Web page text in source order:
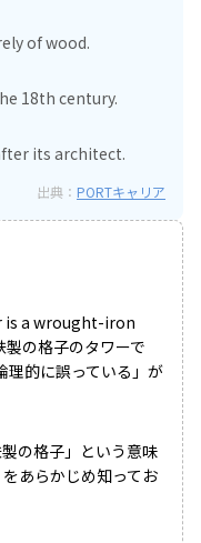
of wood.
18th century.
its architect.
出典： PORTキャリア
is a wrought-iron
の格子のタワーで
理的に誤っている」が
の格子」という意味
あらかじめ知ってお